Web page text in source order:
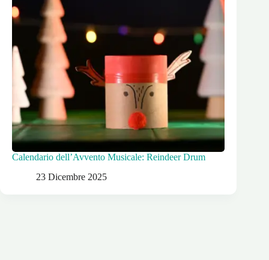
Calendario dell’Avvento Musicale: Reindeer Drum
23 Dicembre 2025